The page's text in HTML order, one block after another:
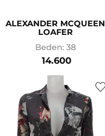
ALEXANDER MCQUEEN
LOAFER
Beden: 38
14.600